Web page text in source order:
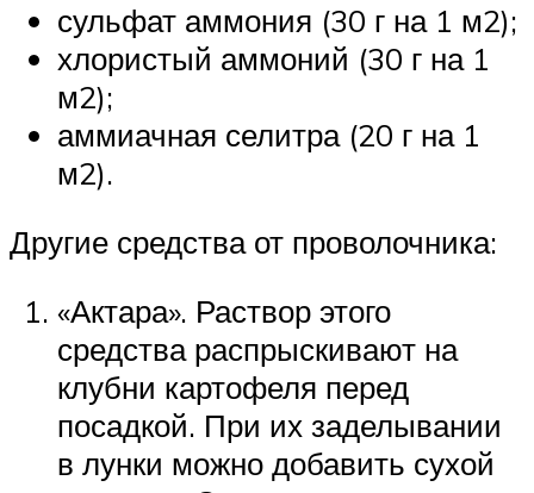
сульфат аммония (30 г на 1 м2);
хлористый аммоний (30 г на 1
м2);
аммиачная селитра (20 г на 1
м2).
Другие средства от проволочника:
«Актара». Раствор этого
средства распрыскивают на
клубни картофеля перед
посадкой. При их заделывании
в лунки можно добавить сухой